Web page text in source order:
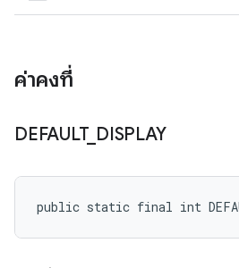
ค่าคงที่
DEFAULT_ DISPLAY
public static final int